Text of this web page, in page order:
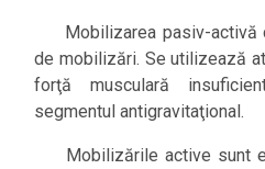
Mobilizarea pasiv-activă
de mobilizări. Se utilizează
forţă musculară
segmentul antigravitaţional.
Mobilizările active sunt